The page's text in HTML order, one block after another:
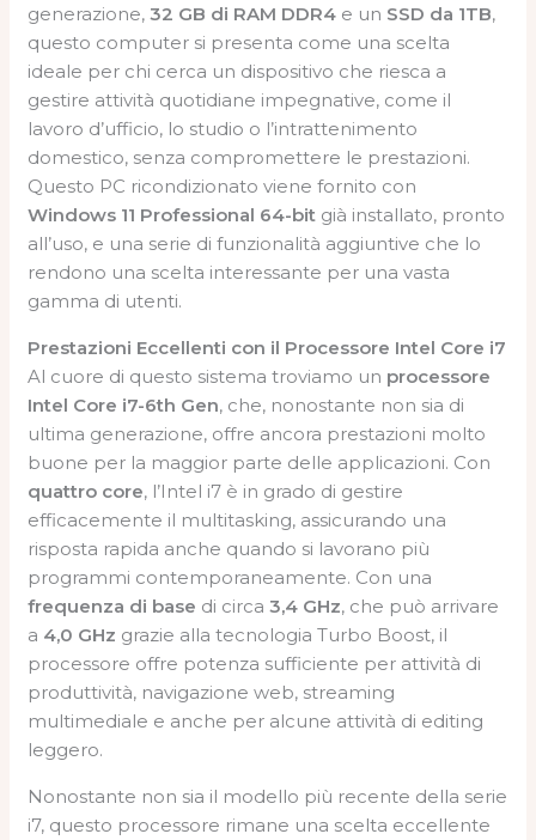
generazione,32 GB di RAM DDR4 e un SSD da 1TB,
questo computer si presenta come una scelta
ideale per chi cerca un dispositivo che riesca a
gestire attività quotidiane impegnative, come il
lavoro d’ufficio, lo studio o l’intrattenimento
domestico, senza compromettere le prestazioni.
Questo PC ricondizionato viene fornito con
Windows 11 Professional 64-bit già installato, pronto
all’uso, e una serie di funzionalità aggiuntive che lo
rendono una scelta interessante per una vasta
gamma di utenti.
Prestazioni Eccellenti con il Processore Intel Core i7
Al cuore di questo sistema troviamo un processore
Intel Core i7-6th Gen, che, nonostante non sia di
ultima generazione, offre ancora prestazioni molto
buone per la maggior parte delle applicazioni. Con
quattro core, l’Intel i7 è in grado di gestire
efficacemente il multitasking, assicurando una
risposta rapida anche quando si lavorano più
programmi contemporaneamente. Con una
frequenza di base di circa3,4 GHz, che può arrivare
a 4,0 GHz grazie alla tecnologia Turbo Boost, il
processore offre potenza sufficiente per attività di
produttività, navigazione web, streaming
multimediale e anche per alcune attività di editing
leggero.
Nonostante non sia il modello più recente della serie
i7, questo processore rimane una scelta eccellente